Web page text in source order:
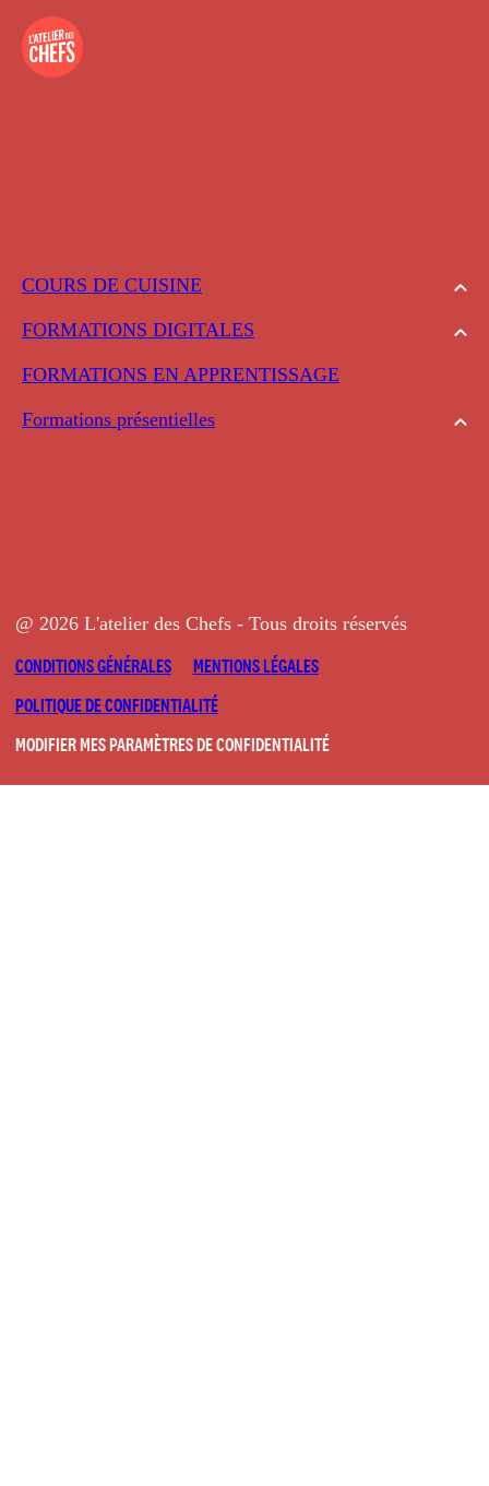
COURS DE CUISINE
FORMATIONS DIGITALES
FORMATIONS EN APPRENTISSAGE
Formations présentielles
@ 2026 L'atelier des Chefs - Tous droits réservés
CONDITIONS GÉNÉRALES
MENTIONS LÉGALES
POLITIQUE DE CONFIDENTIALITÉ
MODIFIER MES PARAMÈTRES DE CONFIDENTIALITÉ